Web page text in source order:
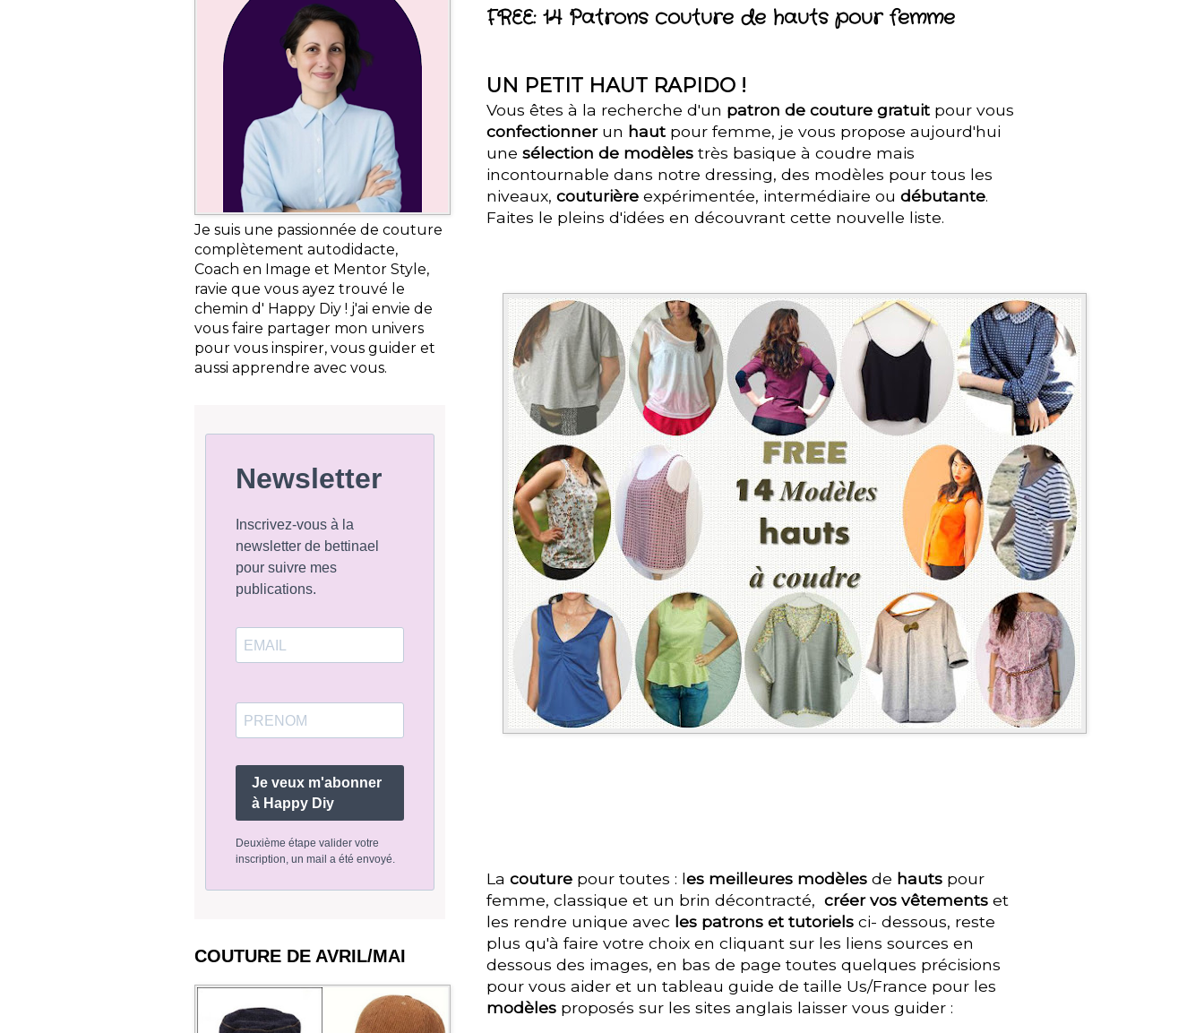
FREE: 14 Patrons couture de hauts pour femme
UN PETIT HAUT RAPIDO !
Vous êtes à la recherche d'un patron de couture gratuit pour vous
confectionnerun haut pour femme, je vous propose aujourd'hui
une sélection de modèles très basique à coudre mais
incontournable dans notre dressing, des modèles pour tous les
niveaux, couturière expérimentée, intermédiaire ou débutante.
Faites le pleins d'idées en découvrant cette nouvelle liste.
La couture pour toutes : les meilleures modèles de hauts pour
femme, classique et un brin décontracté, créer vos vêtements et
les rendre unique avec les patrons et tutoriels ci- dessous, reste
plus qu'à faire votre choix en cliquant sur les liens sources en
dessous des images, en bas de page toutes quelques précisions
pour vous aider et un tableau guide de taille Us/France pour les
modèles proposés sur les sites anglais laisser vous guider :
Je suis une passionnée de couture
complètement autodidacte,
Coach en Image et Mentor Style,
ravie que vous ayez trouvé le
chemin d' Happy Diy ! j'ai envie de
vous faire partager mon univers
pour vous inspirer, vous guider et
aussi apprendre avec vous.
Newsletter
Inscrivez-vous à la
newsletter de bettinael
pour suivre mes
publications.
Je veux m'abonner
à Happy Diy
Deuxième étape valider votre
inscription, un mail a été envoyé.
COUTURE DE AVRIL/MAI